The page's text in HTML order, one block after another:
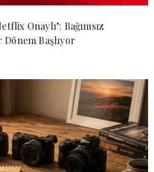
Onaylı": Bağımsız
Dönem Başlıyor